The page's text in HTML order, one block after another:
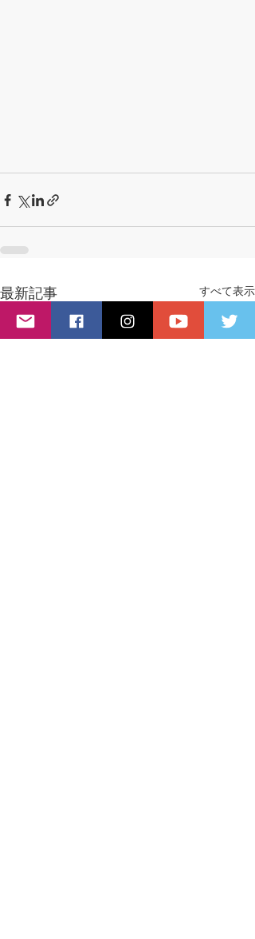
最新記事 すべて表示